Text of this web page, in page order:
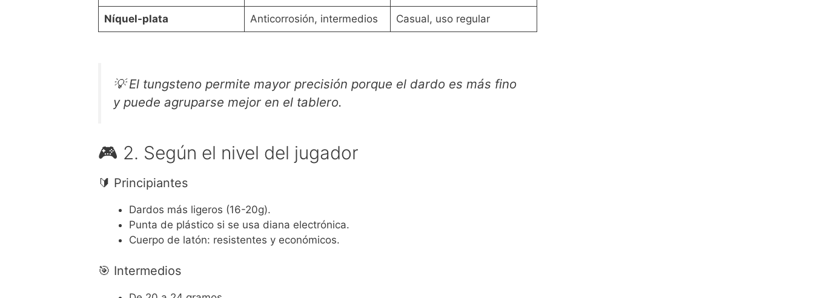
Níquel-plata Anticorrosión, intermedios Casual, uso regular
💡El tungsteno permite mayor precisión porque el dardo es más fino
y puede agruparse mejor en el tablero.
🎮 2. Según el nivel del jugador
🔰 Principiantes
Dardos más ligeros (16-20g).
Punta de plástico si se usa diana electrónica.
Cuerpo de latón: resistentes y económicos.
🎯 Intermedios